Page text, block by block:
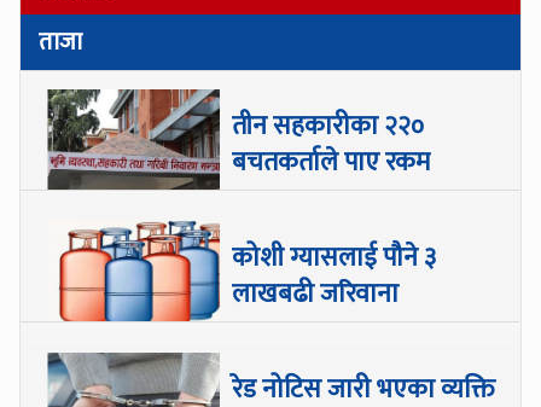
ताजा
तीन सहकारीका २२०
बचतकर्ताले पाए रकम
कोशी ग्यासलाई पौने ३
लाखबढी जरिवाना
रेड नोटिस जारी भएका व्यक्ति